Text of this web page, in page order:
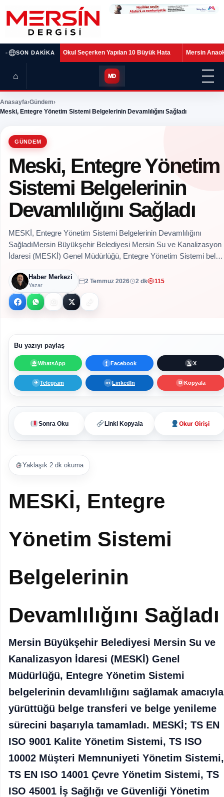
SON DAKIKA
Yapılan 10 Büyük Hata •Mersin Anaokulu Fiyatları 2026-2027: Veliler
⌂ MD
Anasayfa›Gündem›
Meski, Entegre Yönetim Sistemi Belgelerinin Devamlılığını Sağladı
GÜNDEM
Meski, Entegre Yönetim
Sistemi Belgelerinin
Devamlılığını Sağladı
MESKİ, Entegre Yönetim Sistemi Belgelerinin Devamlılığını
SağladıMersin Büyükşehir Belediyesi Mersin Su ve Kanalizasyon
İdaresi (MESKİ) Genel Müdürlüğü, Entegre Yönetim Sistemi bel…
Haber Merkezi
Yazar
2 Temmuz 2026 2 dk 115
Bu yazıyı paylaş
☘ WhatsApp f Facebook 𝕏 X
✈ Telegram in LinkedIn ⧉ Kopyala
Sonra Oku Linki Kopyala Okur Girişi
Yaklaşık 2 dk okuma
MESKİ, Entegre
Yönetim Sistemi
Belgelerinin
Devamlılığını Sağladı
Mersin Büyükşehir Belediyesi Mersin Su ve
Kanalizasyon İdaresi (MESKİ) Genel
Müdürlüğü, Entegre Yönetim Sistemi
belgelerinin devamlılığını sağlamak amacıyla
yürüttüğü belge transferi ve belge yenileme
sürecini başarıyla tamamladı. MESKİ; TS EN
ISO 9001 Kalite Yönetim Sistemi, TS ISO
10002 Müşteri Memnuniyeti Yönetim Sistemi,
TS EN ISO 14001 Çevre Yönetim Sistemi, TS
ISO 45001 İş Sağlığı ve Güvenliği Yönetim